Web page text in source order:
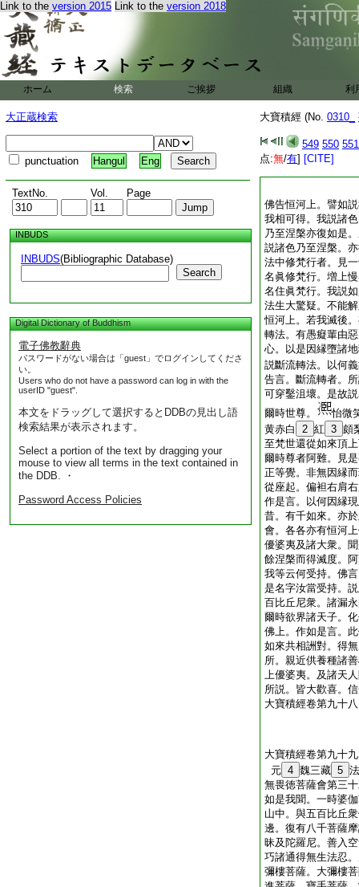
Link to the version 2015 Link to the version 2018
ホーム 検索 ご挨拶 組織 利
大正蔵検索
punctuation Hangul Eng
TextNo. Vol. Page
INBUDS
INBUDS(Bibliographic Database)
Search
Digital Dictionary of Buddhism
電子佛教辭典
パスワードがない場合は「guest」でログインしてくださ
い。
Users who do not have a password can log in with the
userID "guest".
本文をドラッグして選択するとDDBの見出し語
検索結果が表示されます。
Select a portion of the text by dragging your
mouse to view all terms in the text contained in
the DDB. ・
Password Access Policies
大寶積經 (No. 0310_
549 550 551
点:無/有] [CITE]
佛告恒河上。譬如
我相可得。我説諸
乃至涅槃亦復如是
説諸色乃至涅槃。
法中修梵行者。見
名眞修梵行。増上
名住眞梵行。我説
法生大驚疑。不能
恒河上。若我滅後
轉法。有愚癡輩由
心。以是因縁墮諸
説斷流轉法。以何
告言。斷流轉者。
可穿鑿沮壞。是故
爾時世尊。
怡微
黄赤白
2 紅 3 頗
至梵世還從如來頂
爾時尊者阿難。見
正等覺。非無因縁
從座起。偏袒右肩
作是言。以何因縁
昔。有千如來。亦
會。各各亦有恒河
優婆夷及諸大衆。
餘涅槃而得滅度。
我等云何受持。佛
是名字汝當受持。
百比丘尼衆。諸漏
爾時欲界諸天子。
佛上。作如是言。
如來共相詶對。得
所。親近供養種諸
上優婆夷。及諸天
所説。皆大歡喜。
大寶積經卷第九十八
大寶積經卷第九十九
元 4 魏三藏 5
無畏徳菩薩會第三
如是我聞。一時婆
山中。與五百比丘
邊。復有八千菩薩
昧及陀羅尼。善入
巧諸通得無生法忍
彌樓菩薩。大彌樓